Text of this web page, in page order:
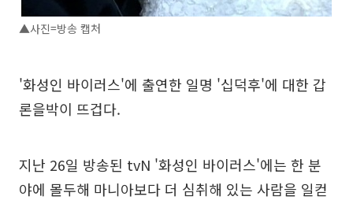
▲사진=방송 캡처
'화성인 바이러스'에 출연한 일명 '십덕후'에 대한 갑
론을박이 뜨겁다.
지난 26일 방송된 tvN '화성인 바이러스'에는 한 분
야에 몰두해 마니아보다 더 심취해 있는 사람을 일컫